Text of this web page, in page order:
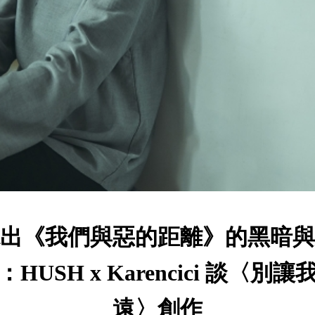
《我們與惡的距離》的黑暗
HUSH x Karencici 談〈別讓
遠〉創作